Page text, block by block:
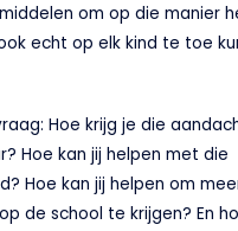
om op die manier
echt op elk kind te toe
Hoe krijg je die
Hoe kan jij helpen met die
Hoe kan jij helpen om
de school te krijgen? En